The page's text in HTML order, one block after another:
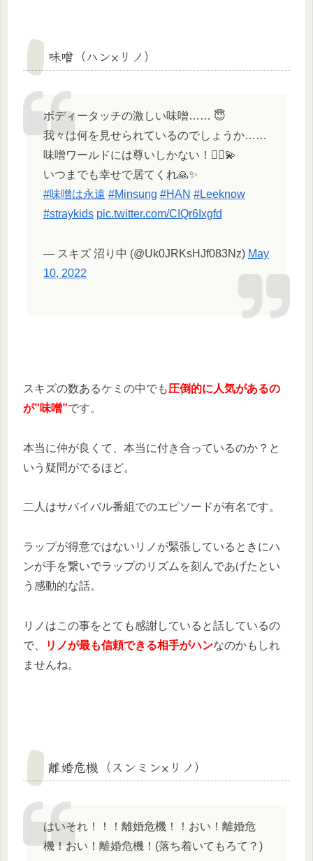
味噌（ハン×リノ）
ボディータッチの激しい味噌…… 😇
我々は何を見せられているのでしょうか……
味噌ワールドには尊いしかない！🤦‍♀️💫
いつまでも幸せで居てくれ🙏✨
#味噌は永遠 #Minsung #HAN #Leeknow
#straykids pic.twitter.com/CIQr6Ixgfd
— スキズ 沼り中 (@Uk0JRKsHJf083Nz) May
10, 2022
スキズの数あるケミの中でも圧倒的に人気があるの
が”味噌”です。
本当に仲が良くて、本当に付き合っているのか？と
いう疑問がでるほど。
二人はサバイバル番組でのエピソードが有名です。
ラップが得意ではないリノが緊張しているときにハ
ンが手を繋いでラップのリズムを刻んであげたとい
う感動的な話。
リノはこの事をとても感謝していると話しているの
で、
リノが最も信頼できる相手がハンなのかもしれ
ませんね。
離婚危機（スンミン×リノ）
はいそれ！！！離婚危機！！おい！離婚危
機！おい！離婚危機！(落ち着いてもろて？)